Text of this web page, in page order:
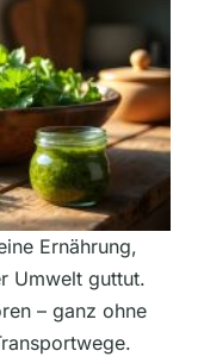
Ernährung,
Umwelt guttut.
– ganz ohne